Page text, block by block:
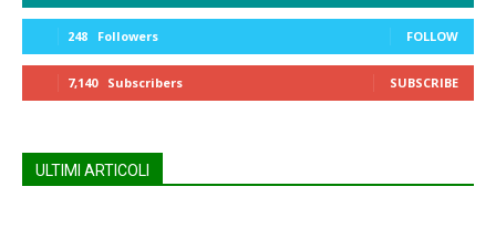
248 Followers FOLLOW
7,140 Subscribers SUBSCRIBE
ULTIMI ARTICOLI